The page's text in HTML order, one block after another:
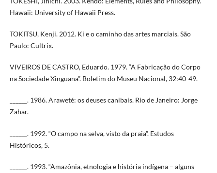
Hawaii: University of Hawaii Press.
TOKITSU, Kenji. 2012. Ki e o caminho das artes marciais. São
Paulo: Cultrix.
VIVEIROS DE CASTRO, Eduardo. 1979. “A Fabricação do Corpo
na Sociedade Xinguana”. Boletim do Museu Nacional, 32:40-49.
______. 1986. Araweté: os deuses canibais. Rio de Janeiro: Jorge
Zahar.
______. 1992. “O campo na selva, visto da praia”. Estudos
Históricos, 5.
______. 1993. “Amazônia, etnologia e história indígena – alguns